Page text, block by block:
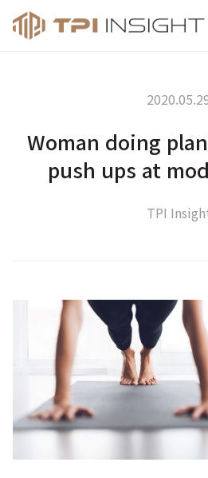
Woman doing
push ups at
TPI